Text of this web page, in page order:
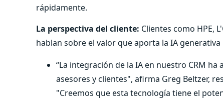
rápidamente.
La perspectiva del cliente: Clientes como HPE,
hablan sobre el valor que aporta la IA
“La integración de la IA en nuestro CRM
asesores y clientes", afirma Greg Beltzer,
"Creemos que esta tecnología tiene el